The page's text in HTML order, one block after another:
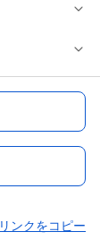
リンクをコピー